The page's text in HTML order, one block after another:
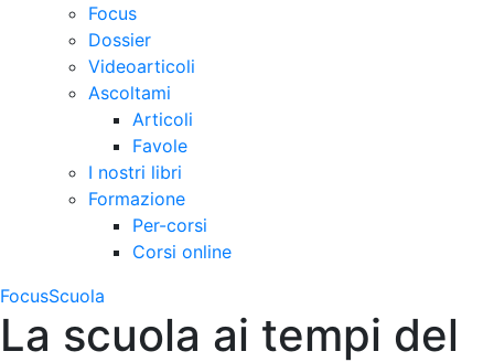
Focus
Dossier
Videoarticoli
Ascoltami
Articoli
Favole
I nostri libri
Formazione
Per-corsi
Corsi online
FocusScuola
La scuola ai tempi del